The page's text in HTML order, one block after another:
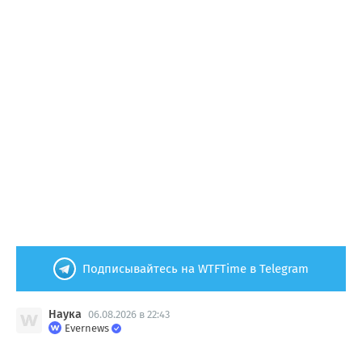
Подписывайтесь на WTFTime в Telegram
Наука 06.08.2026 в 22:43
Evernews